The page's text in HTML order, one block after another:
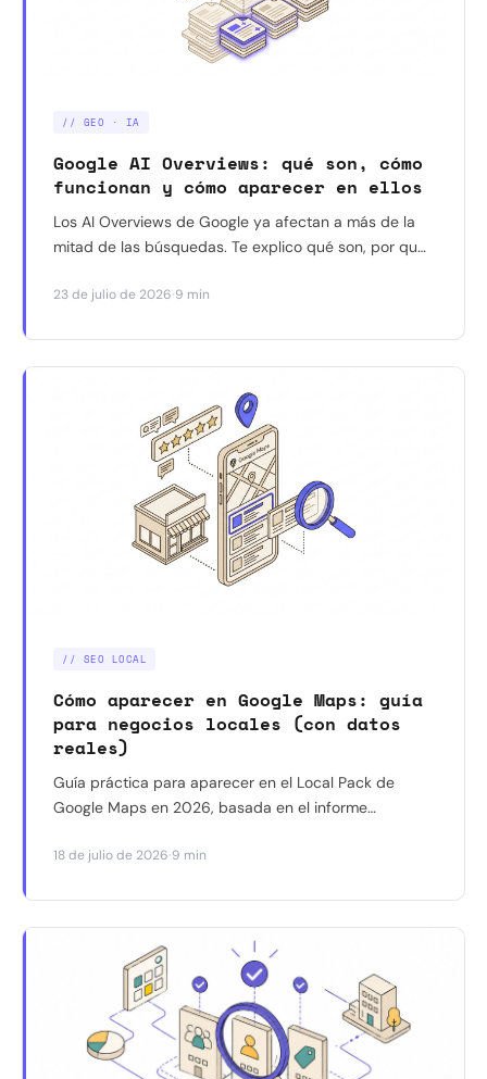
// GEO · IA
Google AI Overviews: qué son, cómo
funcionan y cómo aparecer en ellos
Los AI Overviews de Google ya afectan a más de la
mitad de las búsquedas. Te explico qué son, por qué
reales (no las suposiciones) sobre cómo aparecer
23 de julio de 2026·9 min
// SEO LOCAL
Cómo aparecer en Google Maps: guía
para negocios locales (con datos
reales)
Guía práctica para aparecer en el Local Pack de
Google Maps en 2026, basada en el informe
Barcelona. Qué funciona, qué ya no funciona y por
18 de julio de 2026·9 min